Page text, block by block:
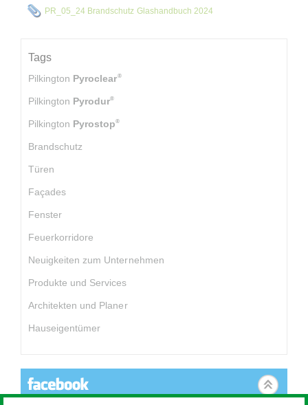
PR_05_24 Brandschutz Glashandbuch 2024
Tags
Pilkington Pyroclear®
Pilkington Pyrodur®
Pilkington Pyrostop®
Brandschutz
Türen
Façades
Fenster
Feuerkorridore
Neuigkeiten zum Unternehmen
Produkte und Services
Architekten und Planer
Hauseigentümer